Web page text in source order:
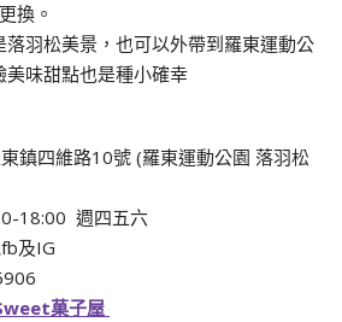
換。
羽松美景，也可以外帶到羅東運動公
味甜點也是種小確幸
鎮四維路10號 (羅東運動公園 落羽松
18:00 週四五六
及IG
菓子屋